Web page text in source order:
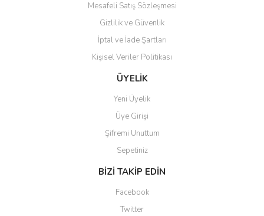
Gönder
Mesafeli Satış Sözleşmesi
Gizlilik ve Güvenlik
İptal ve İade Şartları
Kişisel Veriler Politikası
ÜYELİK
Yeni Üyelik
Üye Girişi
Şifremi Unuttum
Sepetiniz
BİZİ TAKİP EDİN
Facebook
Twitter